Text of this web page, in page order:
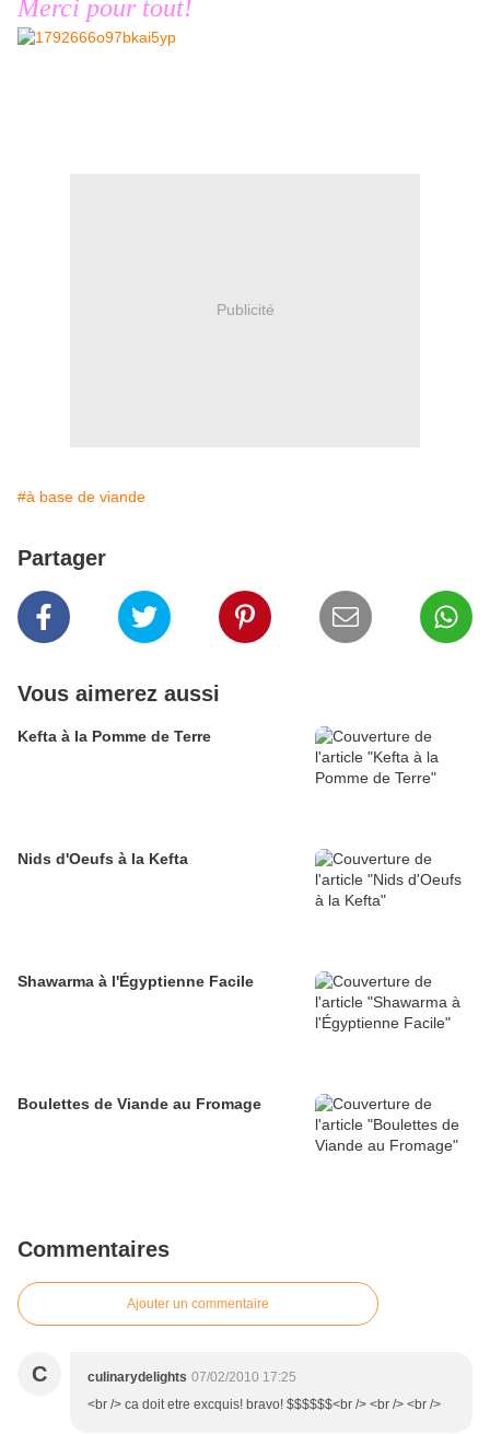
Merci pour tout!
Publicité
#à base de viande
Partager
Vous aimerez aussi
Kefta à la Pomme de Terre
Nids d'Oeufs à la Kefta
Shawarma à l'Égyptienne Facile
Boulettes de Viande au Fromage
Commentaires
Ajouter un commentaire
C culinarydelights 07/02/2010 17:25
<br /> ca doit etre excquis! bravo! $$$$$$<br /> <br /> <br />